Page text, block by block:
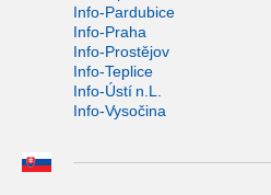
Info-Pardubice
Info-Praha
Info-Prostějov
Info-Teplice
Info-Ústí n.L.
Info-Vysočina